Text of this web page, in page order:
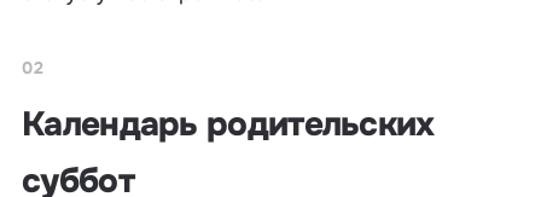
02
Календарь родительских
суббот